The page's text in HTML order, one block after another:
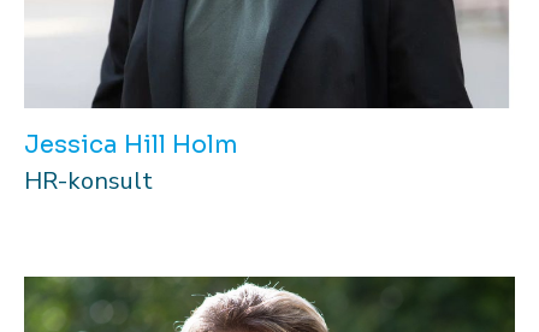
Jessica Hill Holm
HR-konsult